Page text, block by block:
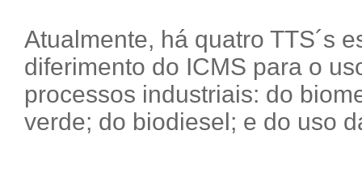
Atualmente, há quatro TTS´s
diferimento do ICMS para o
processos industriais: do
verde; do biodiesel; e do uso